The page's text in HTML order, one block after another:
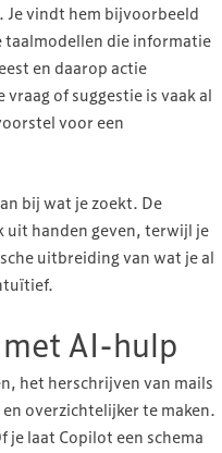
vindt hem bijvoorbeeld
taalmodellen die informatie
en daarop actie
of suggestie is vaak al
voor een
bij wat je zoekt. De
uit handen geven, terwijl je
uitbreiding van wat je al
AI-hulp
het herschrijven van mails
overzichtelijker te maken.
je laat Copilot een schema